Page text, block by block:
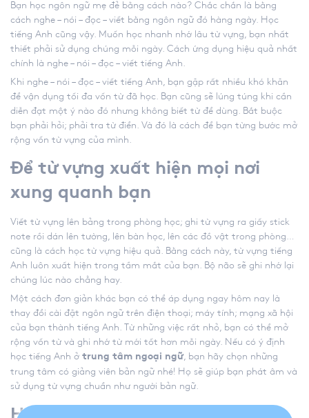
Bạn học ngôn ngữ mẹ đẻ bằng cách nào? Chắc chắn là bằng
cách nghe – nói – đọc – viết bằng ngôn ngữ đó hàng ngày. Học
tiếng Anh cũng vậy. Muốn học nhanh nhớ lâu từ vựng, bạn nhất
thiết phải sử dụng chúng mỗi ngày. Cách ứng dụng hiệu quả nhất
chính là nghe – nói – đọc – viết tiếng Anh.
Khi nghe – nói – đọc – viết tiếng Anh, bạn gặp rất nhiều khó khăn
để vận dụng tối đa vốn từ đã học. Bạn cũng sẽ lúng túng khi cần
diễn đạt một ý nào đó nhưng không biết từ để dùng. Bắt buộc
bạn phải hỏi; phải tra từ điển. Và đó là cách để bạn từng bước mở
rộng vốn từ vựng của mình.
Để từ vựng xuất hiện mọi nơi
xung quanh bạn
Viết từ vựng lên bảng trong phòng học; ghi từ vựng ra giấy stick
note rồi dán lên tường, lên bàn học, lên các đồ vật trong phòng…
cũng là cách học từ vựng hiệu quả. Bằng cách này, từ vựng tiếng
Anh luôn xuất hiện trong tầm mắt của bạn. Bộ não sẽ ghi nhớ lại
chúng lúc nào chẳng hay.
Một cách đơn giản khác bạn có thể áp dụng ngay hôm nay là
thay đổi cài đặt ngôn ngữ trên điện thoại; máy tính; mạng xã hội
của bạn thành tiếng Anh. Từ những việc rất nhỏ, bạn có thể mở
rộng vốn từ và ghi nhớ từ mới tốt hơn mỗi ngày. Nếu có ý định
học tiếng Anh ở trung tâm ngoại ngữ, bạn hãy chọn những
trung tâm có giảng viên bản ngữ nhé! Họ sẽ giúp bạn phát âm và
sử dụng từ vựng chuẩn như người bản ngữ.